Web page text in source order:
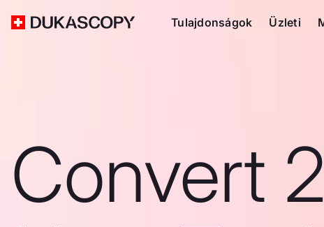
Tulajdonságok Üzleti
Convert